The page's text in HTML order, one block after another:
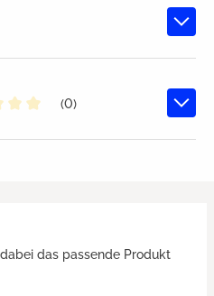
(0)
das passende Produkt